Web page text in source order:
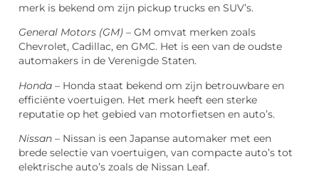
merk is bekend om zijn pickup trucks en SUV’s.
General Motors (GM) – GM omvat merken zoals
Chevrolet, Cadillac, en GMC. Het is een van de oudste
automakers in de Verenigde Staten.
Honda – Honda staat bekend om zijn betrouwbare en
efficiënte voertuigen. Het merk heeft een sterke
reputatie op het gebied van motorfietsen en auto’s.
Nissan – Nissan is een Japanse automaker met een
brede selectie van voertuigen, van compacte auto’s tot
elektrische auto’s zoals de Nissan Leaf.